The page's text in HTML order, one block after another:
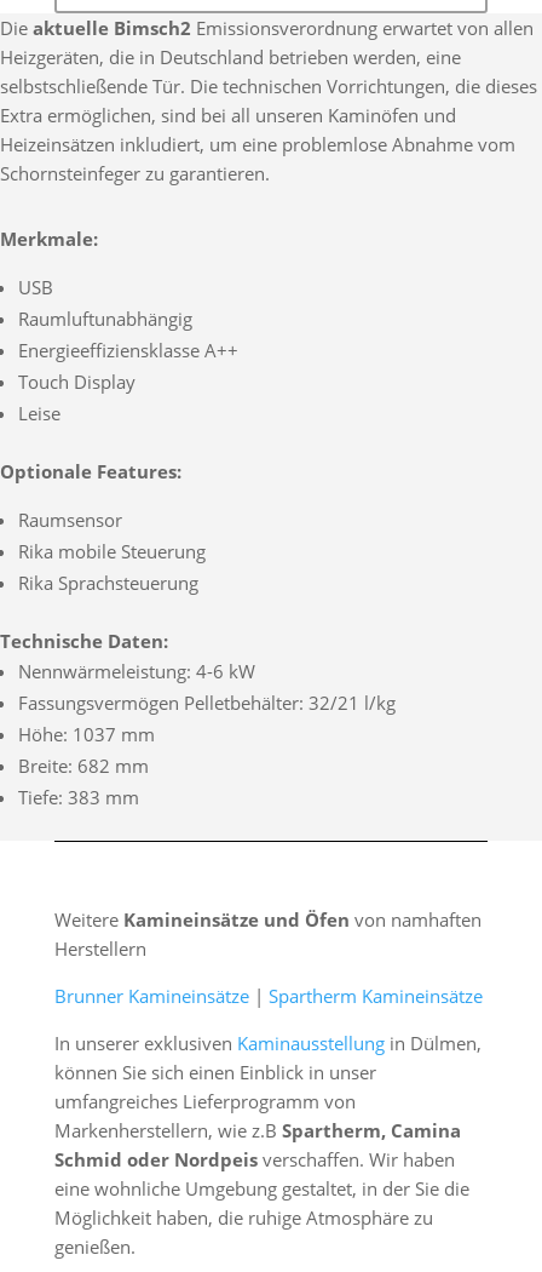
Die aktuelle Bimsch2 Emissionsverordnung erwartet von allen
Heizgeräten, die in Deutschland betrieben werden, eine
selbstschließende Tür. Die technischen Vorrichtungen, die dieses
Extra ermöglichen, sind bei all unseren Kaminöfen und
Heizeinsätzen inkludiert, um eine problemlose Abnahme vom
Schornsteinfeger zu garantieren.
Merkmale:
USB
Raumluftunabhängig
Energieeffiziensklasse A++
Touch Display
Leise
Optionale Features:
Raumsensor
Rika mobile Steuerung
Rika Sprachsteuerung
Technische Daten:
Nennwärmeleistung: 4-6 kW
Fassungsvermögen Pelletbehälter: 32/21 l/kg
Höhe: 1037 mm
Breite: 682 mm
Tiefe: 383 mm
Weitere Kamineinsätze und Öfen von namhaften
Herstellern
Brunner Kamineinsätze| Spartherm Kamineinsätze
In unserer exklusiven Kaminausstellungin Dülmen,
können Sie sich einen Einblick in unser
umfangreiches Lieferprogramm von
Markenherstellern, wie z.B Spartherm, Camina
Schmid oder Nordpeisverschaffen. Wir haben
eine wohnliche Umgebung gestaltet, in der Sie die
Möglichkeit haben, die ruhige Atmosphäre zu
genießen.